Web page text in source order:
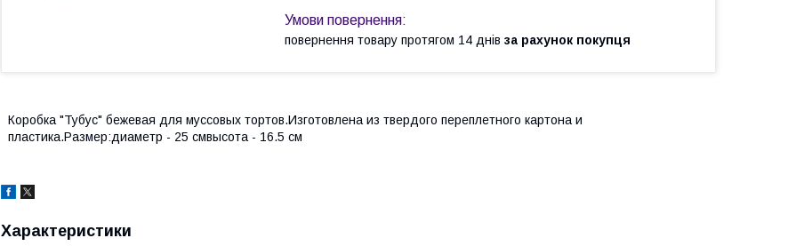
повернення товару протягом 14 днів за рахунок покупця
Коробка "Тубус" бежевая для муссовых тортов.Изготовлена из твердого переплетного картона и
пластика.Размер:диаметр - 25 смвысота - 16.5 см
Характеристики